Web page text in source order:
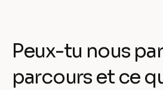
Peux-tu nous
parcours et ce